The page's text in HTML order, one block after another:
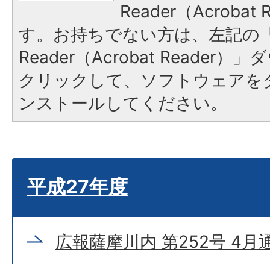
Reader（Acrobat
す。お持ちでない方は、左記の
Reader（Acrobat Reader）」
クリックして、ソフトウェア
ンストールしてください。
平成27年度
広報薩摩川内 第252号 4月